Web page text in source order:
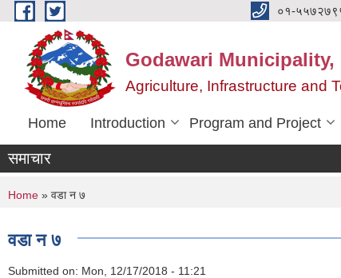
Skip to main content ०१-
Godawari
Agriculture, Infrastructure and
Home Introduction Program and Project
समाचार
You are here
Home » वडा न ७
वडा न ७
Submitted on: Mon, 12/17/2018 - 11:21